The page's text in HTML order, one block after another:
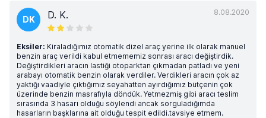
8.08.2020
DK D. K.
Eksiler: Kiraladığımız otomatik dizel araç yerine ilk olarak manuel
benzin araç verildi kabul etmememiz sonrası aracı değiştirdik.
Değiştirdikleri aracın lastiği otoparktan çıkmadan patladı ve yeni
arabayı otomatik benzin olarak verdiler. Verdikleri aracın çok az
yaktığı vaadiyle çıktığımız seyahatten ayırdığımız bütçenin çok
üzerinde benzin masrafıyla döndük. Yetmezmiş gibi aracı teslim
sırasında 3 hasarı olduğu söylendi ancak sorguladığımda
hasarların başklarına ait olduğu tespit edildi.tavsiye etmem.